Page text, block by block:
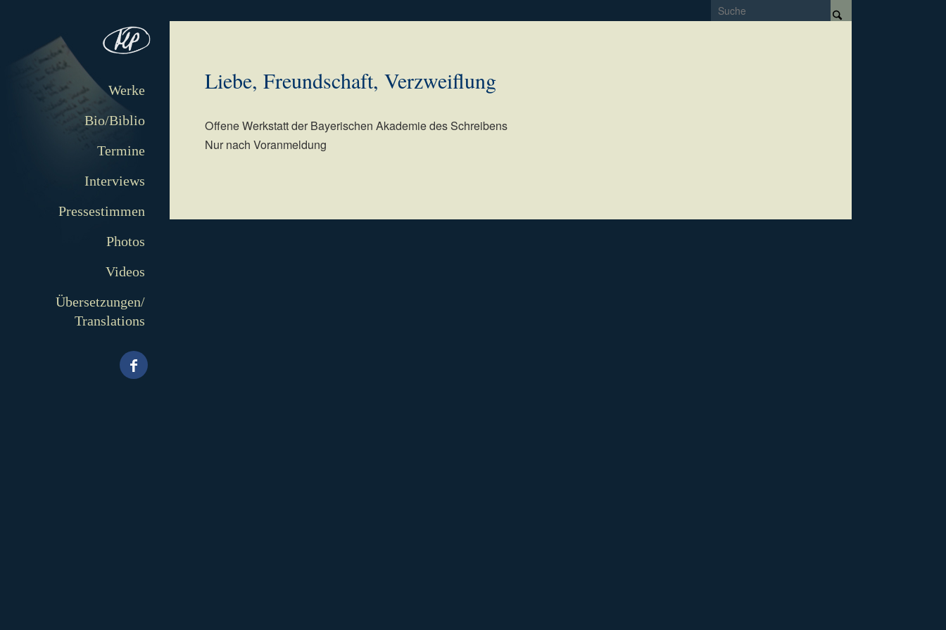
Werke
Bio/Biblio
Termine
Interviews
Pressestimmen
Photos
Videos
Übersetzungen/
Translations
Liebe, Freundschaft, Verzweiflung
Offene Werkstatt der Bayerischen Akademie des Schreibens
Nur nach Voranmeldung